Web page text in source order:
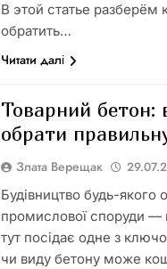
В этой статье
обратить…
Читати далі
Товарний бетон:
обрати
Злата Верещак
Будівництво будь-якого
промислової споруди —
тут посідає одне з
чи виду бетону може